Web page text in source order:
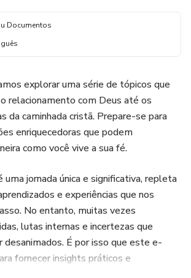
Documentos
explorar uma série de tópicos que
relacionamento com Deus até os
da caminhada cristã. Prepare-se para
enriquecedoras que podem
como você vive a sua fé.
jornada única e significativa, repleta
e experiências que nos
No entanto, muitas vezes
lutas internas e incertezas que
desanimados. É por isso que este e-
fornecer insights práticos e